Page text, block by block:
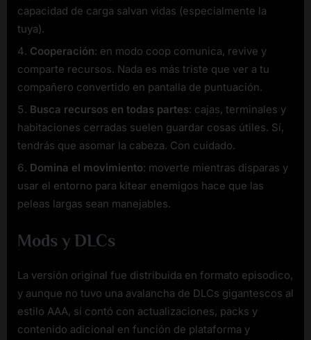
capacidad de carga salvan vidas (especialmente la
tuya).
Cooperación: en modo coop comunica, revive y
comparte recursos. Nada es más triste que ver a tu
compañero convertido en pantalla de puntuación.
Busca recursos en todas partes: cajas, terminales y
habitaciones cerradas suelen guardar cosas útiles. Sí,
tendrás que asomar la cabeza. Con cuidado.
Domina el movimiento: moverte mientras disparas y
usar el entorno para kitear enemigos hace que las
peleas largas sean manejables.
Mods y DLCs
La versión original fue distribuida en formato episodico,
y aunque no tuvo una avalancha de DLCs gigantescos al
estilo AAA, sí contó con actualizaciones, packs y
contenido adicional en función de plataforma y